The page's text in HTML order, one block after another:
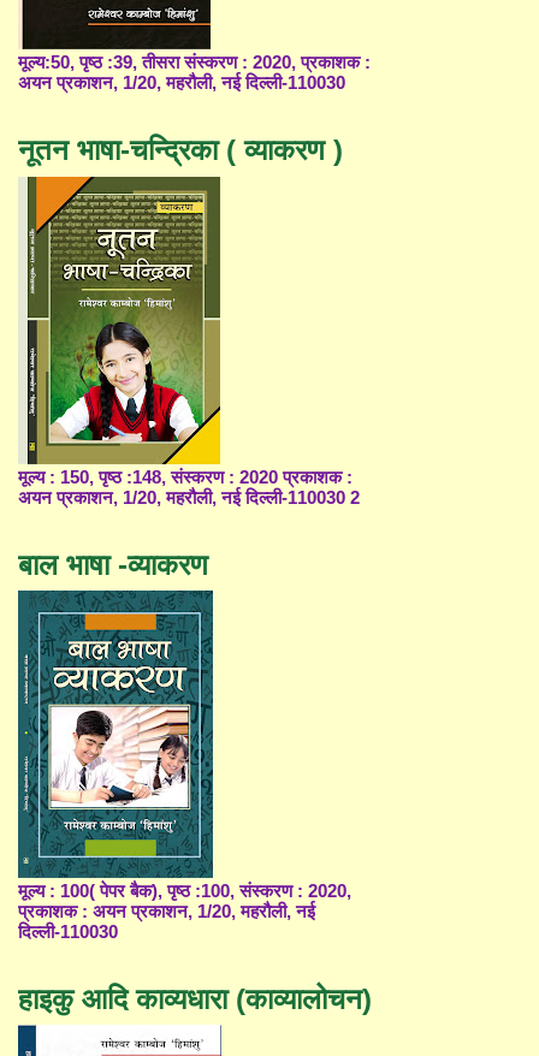
मूल्य:50, पृष्ठ :39, तीसरा संस्करण : 2020, प्रकाशक :
अयन प्रकाशन, 1/20, महरौली, नई दिल्ली-110030
नूतन भाषा-चन्द्रिका ( व्याकरण )
मूल्य : 150, पृष्ठ :148, संस्करण : 2020 प्रकाशक :
अयन प्रकाशन, 1/20, महरौली, नई दिल्ली-110030 2
बाल भाषा -व्याकरण
मूल्य : 100( पेपर बैक), पृष्ठ :100, संस्करण : 2020,
प्रकाशक : अयन प्रकाशन, 1/20, महरौली, नई
दिल्ली-110030
हाइकु आदि काव्यधारा (काव्यालोचन)